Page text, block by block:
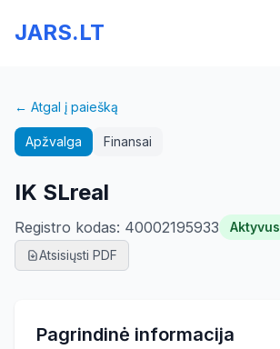
JARS.LT
← Atgal į paiešką
Apžvalga Finansai
IK SLreal
Registro kodas: 40002195933 Aktyvus
Atsisiųsti PDF
Pagrindinė informacija